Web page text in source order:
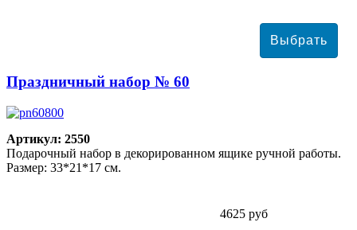
Праздничный набор № 60
Артикул: 2550
Подарочный набор в декорированном ящике ручной работы.
Размер: 33*21*17 см.
4625 руб